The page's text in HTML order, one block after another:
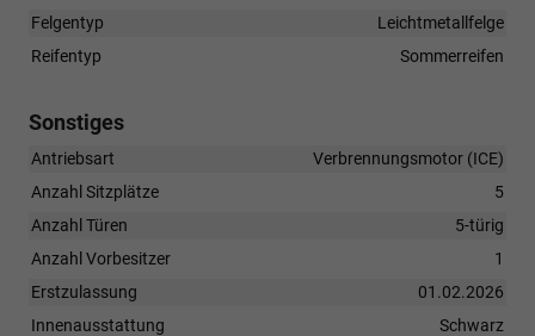
Felgentyp
Leichtmetallfelge
Reifentyp
Sommerreifen
Sonstiges
Antriebsart
Verbrennungsmotor (ICE)
Anzahl Sitzplätze
5
Anzahl Türen
5-türig
Anzahl Vorbesitzer
1
Erstzulassung
01.02.2026
Innenausstattung
Schwarz